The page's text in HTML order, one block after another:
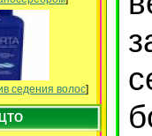
седения волос]